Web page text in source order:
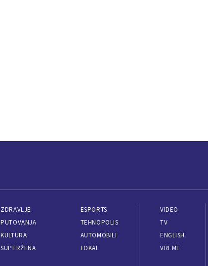
ZDRAVLJE
PUTOVANJA
KULTURA
SUPERŽENA
ESPORTS
TEHNOPOLIS
AUTOMOBILI
LOKAL
VIDEO
TV
ENGLISH
VREME